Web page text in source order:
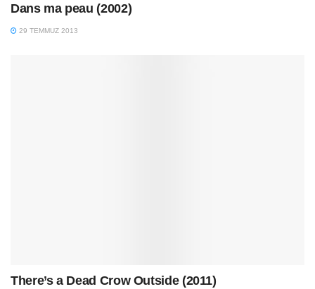
Dans ma peau (2002)
29 TEMMUZ 2013
There’s a Dead Crow Outside (2011)